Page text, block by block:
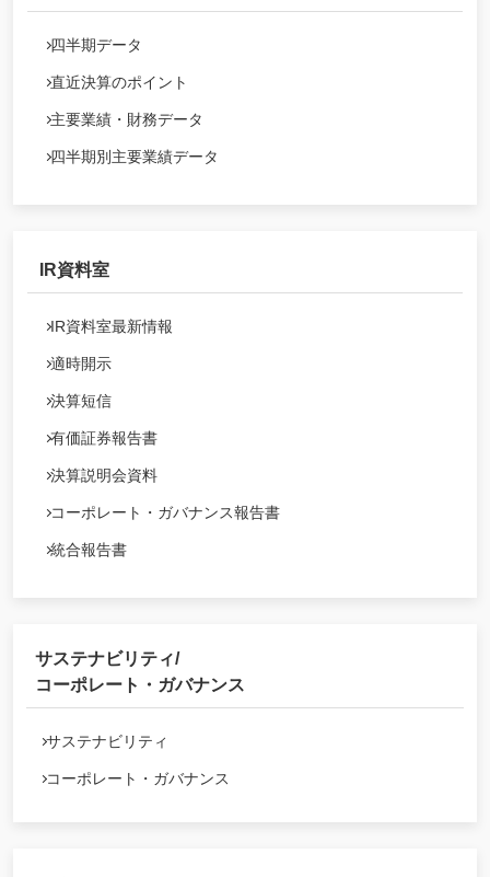
四半期データ
直近決算のポイント
主要業績・財務データ
四半期別主要業績データ
IR資料室
IR資料室最新情報
適時開示
決算短信
有価証券報告書
決算説明会資料
コーポレート・ガバナンス報告書
統合報告書
サステナビリティ/
コーポレート・ガバナンス
サステナビリティ
コーポレート・ガバナンス